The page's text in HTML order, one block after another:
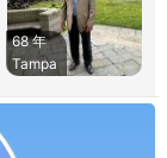
68 年
Tampa